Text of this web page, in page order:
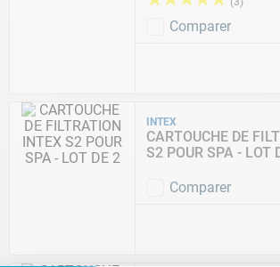
Comparer
INTEX
CARTOUCHE DE
S2 POUR SPA - LOT
Comparer